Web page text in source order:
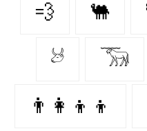
💨 🐫
𓃾 𓃝
👨‍👩‍👦‍👦